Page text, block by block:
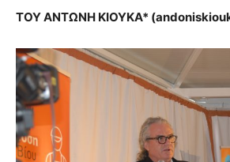
ΤΟΥ ΑΝΤΩΝΗ ΚΙΟΥΚΑ* (